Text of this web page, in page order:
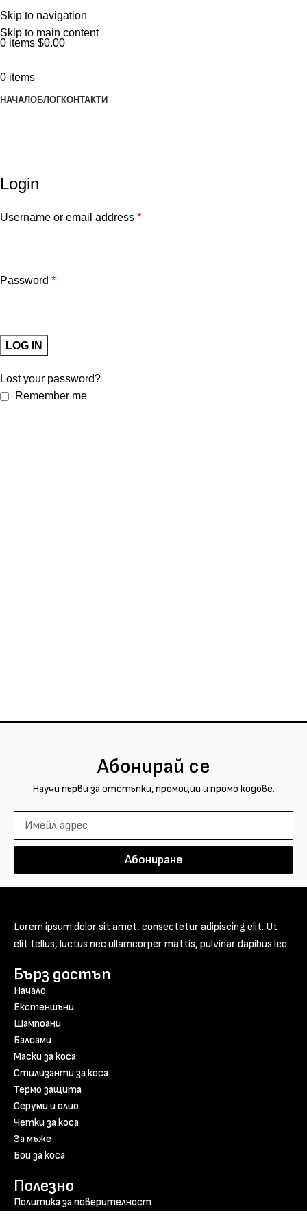
Skip to navigation
Skip to main content
ADD ANYTHING HERE OR JUST REMOVE IT…
0 items $0.00
0 items
НАЧАЛОБЛОГКОНТАКТИ
Login
Username or email address *
Password *
LOG IN
Lost your password?
Remember me
Абонирай се
Научи първи за отстъпки, промоции и промо кодове.
Абониране
Lorem ipsum dolor sit amet, consectetur adipiscing elit. Ut
elit tellus, luctus nec ullamcorper mattis, pulvinar dapibus leo.
Бърз достъп
Начало
Екстеншъни
Шампоани
Балсами
Маски за коса
Стилизанти за коса
Термо защита
Серуми и олио
Четки за коса
За мъже
Бои за коса
Полезно
Политика за поверителност